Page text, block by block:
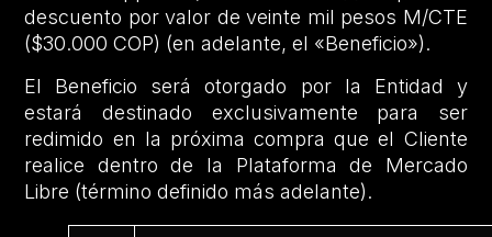
descuento por valor de veinte mil pesos M/CTE
($30.000 COP) (en adelante, el «Beneficio»).
El Beneficio será otorgado por la Entidad y
estará destinado exclusivamente para ser
redimido en la próxima compra que el Cliente
realice dentro de la Plataforma de Mercado
Libre (término definido más adelante).